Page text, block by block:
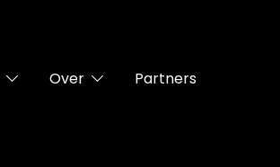
Over
Partners